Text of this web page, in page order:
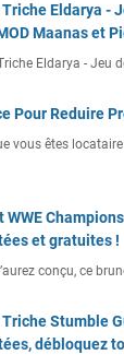
Triche Eldarya -
Maanas et
Eldarya - Jeu
Pour Reduire
vous êtes
WWE
et gratuites !
conçu, ce
Stumble
débloquez